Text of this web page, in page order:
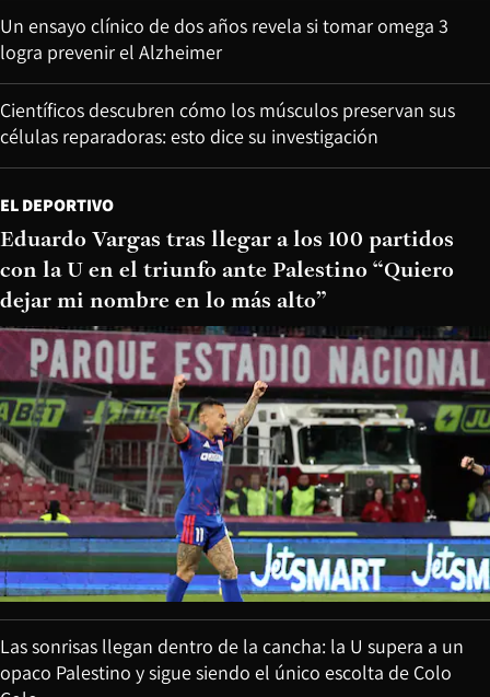
Un ensayo clínico de dos años revela si tomar omega 3
logra prevenir el Alzheimer
Científicos descubren cómo los músculos preservan sus
células reparadoras: esto dice su investigación
EL DEPORTIVO
Eduardo Vargas tras llegar a los 100 partidos
con la U en el triunfo ante Palestino “Quiero
dejar mi nombre en lo más alto”
Las sonrisas llegan dentro de la cancha: la U supera a un
opaco Palestino y sigue siendo el único escolta de Colo